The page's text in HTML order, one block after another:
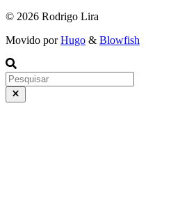
© 2026 Rodrigo Lira
Movido porHugo & Blowfish